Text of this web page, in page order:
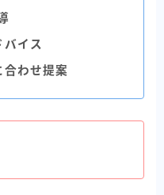
バイス
わせ提案